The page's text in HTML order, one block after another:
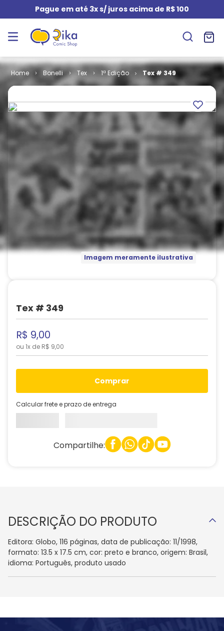
Pague em até 3x s/ juros acima de R$ 100
Bonelli Tex 1ª Edição Tex # 349
Imagem meramente ilustrativa
Tex # 349
R$ 9,00
ou 1x de R$ 9,00
comprar
Calcular frete e prazo de entrega
Compartilhe:
DESCRIÇÃO DO PRODUTO
Editora: Globo, 116 páginas, data de publicação: 11/1998,
formato: 13.5 x 17.5 cm, cor: preto e branco, origem: Brasil,
idioma: Português, produto usado